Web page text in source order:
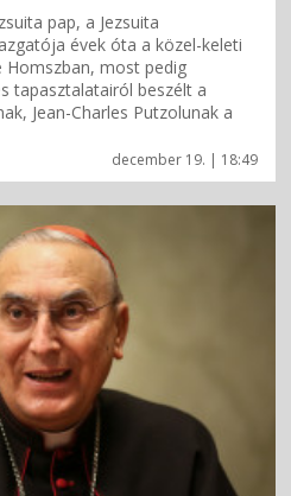
december 19. | 18:49
pap, a Jezsuita
évek óta a közel-keleti
Homszban, most pedig
tapasztalatairól beszélt a
Jean-Charles Putzolunak a